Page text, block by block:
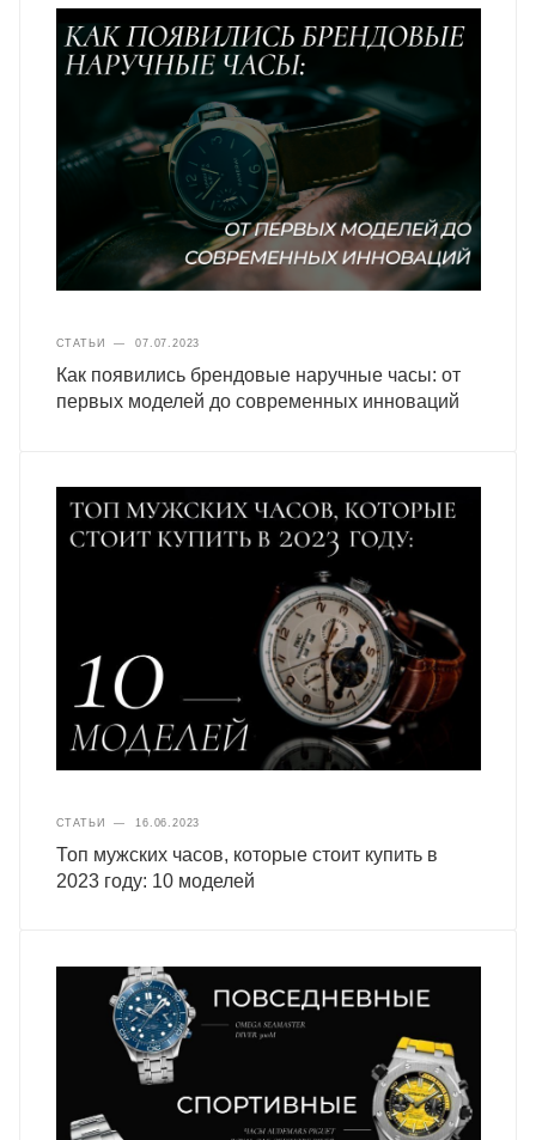
СТАТЬИ — 07.07.2023
Как появились брендовые наручные часы: от
первых моделей до современных инноваций
СТАТЬИ — 16.06.2023
Топ мужских часов, которые стоит купить в
2023 году: 10 моделей